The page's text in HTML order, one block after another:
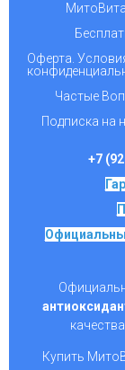
Оферта.
Частые
Подписка на
+7
Купить